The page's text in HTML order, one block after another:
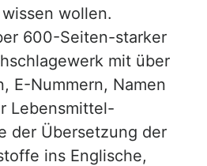
wollen.
600-Seiten-starker
mit über
E-Nummern, Namen
Lebensmittel-
der Übersetzung der
ins Englische,